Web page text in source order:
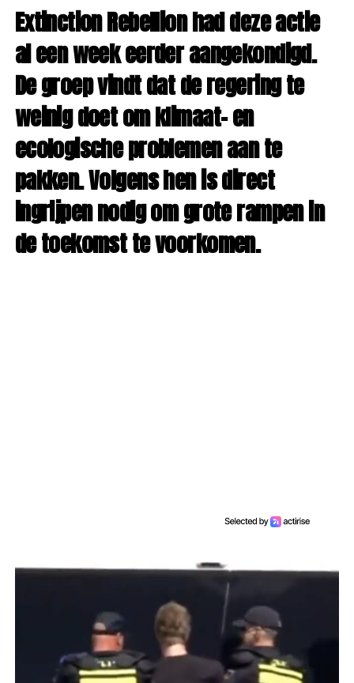
Extinction Rebellion had deze actie
al een week eerder aangekondigd.
De groep vindt dat de regering te
weinig doet om klimaat- en
ecologische problemen aan te
pakken. Volgens hen is direct
ingrijpen nodig om grote rampen in
de toekomst te voorkomen.